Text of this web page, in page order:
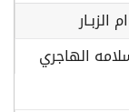
الزبـار
الهاجري